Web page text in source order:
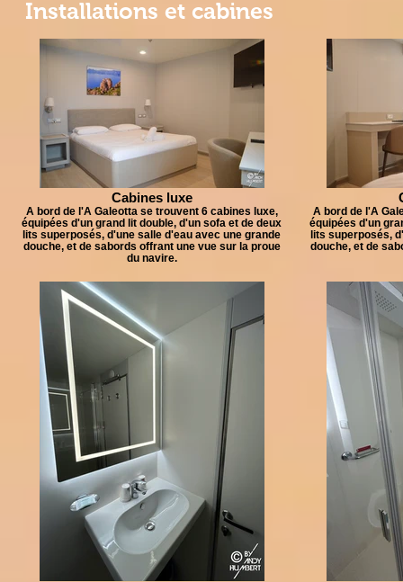
Installations et cabines
Cabines luxe
A bord de l'A Galeotta se trouvent 6 cabines luxe,
équipées d'un grand lit double, d'un sofa et de deux
lits superposés, d'une salle d'eau avec une grande
douche, et de sabords offrant une vue sur la proue
du navire.
A bord de l'A
équipées d'un
lits superposés,
douche, et de